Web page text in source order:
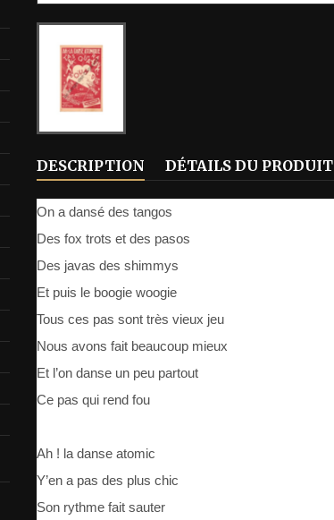
DESCRIPTION DÉTAILS DU PRODUIT
On a dansé des tangos
Des fox trots et des pasos
Des javas des shimmys
Et puis le boogie woogie
Tous ces pas sont très vieux jeu
Nous avons fait beaucoup mieux
Et l’on danse un peu partout
Ce pas qui rend fou
Ah ! la danse atomic
Y’en a pas des plus chic
Son rythme fait sauter